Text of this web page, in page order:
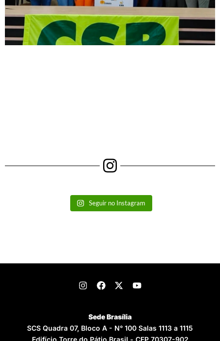
Seguir no Instagram
Sede Brasília
SCS Quadra 07, Bloco A - N° 100 Salas 1113 a 1115
Edifício Torre do Pátio Brasil - CEP 70307-902